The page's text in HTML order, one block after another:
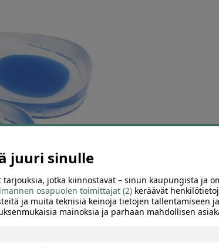
juuri sinulle
tarjouksia, jotka kiinnostavat – sinun kaupungista ja
osapuolen toimittajat (2) keräävät
ja muita teknisiä keinoja tietojen tallentamiseen
mainoksia ja parhaan mahdollisen